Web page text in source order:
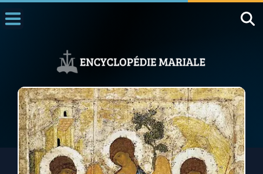
1000 Raisons de Croire
L'actualité de la semaine